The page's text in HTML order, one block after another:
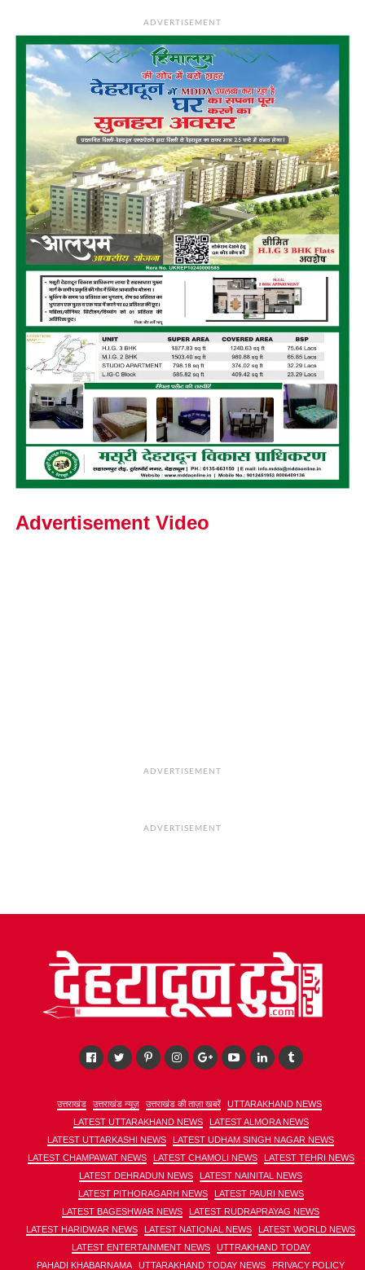
ADVERTISEMENT
Advertisement Video
ADVERTISEMENT
ADVERTISEMENT
उत्तराखंड उत्तराखंड न्यूज़ उत्तराखंड की ताज़ा खबरें
UTTARAKHAND NEWS
LATEST UTTARAKHAND NEWS
LATEST ALMORA NEWS
LATEST UTTARKASHI NEWS
LATEST UDHAM SINGH NAGAR NEWS
LATEST CHAMPAWAT NEWS
LATEST CHAMOLI NEWS
LATEST TEHRI NEWS
LATEST DEHRADUN NEWS
LATEST NAINITAL NEWS
LATEST PITHORAGARH NEWS
LATEST PAURI NEWS
LATEST BAGESHWAR NEWS
LATEST RUDRAPRAYAG NEWS
LATEST HARIDWAR NEWS
LATEST NATIONAL NEWS
LATEST WORLD NEWS
LATEST ENTERTAINMENT NEWS
UTTRAKHAND TODAY
PAHADI KHABARNAMA
UTTARAKHAND TODAY NEWS PRIVACY POLICY